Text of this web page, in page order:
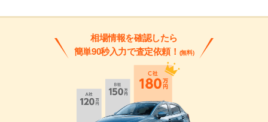
相場情報を確認したら
簡単90秒入力で査定依頼！ (無料)